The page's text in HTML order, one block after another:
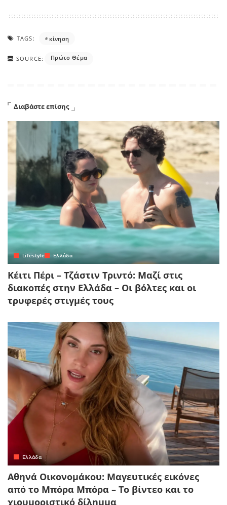
TAGS: κίνηση
SOURCE: Πρώτο Θέμα
Διαβάστε επίσης
Lifestyle Ελλάδα
Κέιτι Πέρι – Τζάστιν Τριντό: Μαζί στις
διακοπές στην Ελλάδα – Οι βόλτες και οι
τρυφερές στιγμές τους
Ελλάδα
Αθηνά Οικονομάκου: Μαγευτικές εικόνες
από το Μπόρα Μπόρα – Το βίντεο και το
χιουμοριστικό δίλημμα